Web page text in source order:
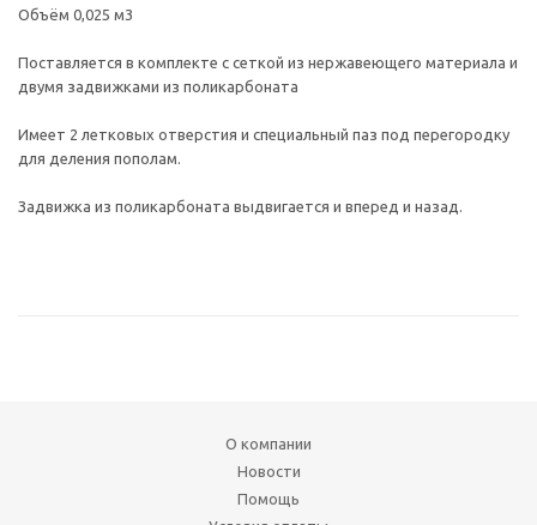
Объём 0,025 м3
Поставляется в комплекте с сеткой из нержавеющего материала и
двумя задвижками из поликарбоната
Имеет 2 летковых отверстия и специальный паз под перегородку
для деления пополам.
Задвижка из поликарбоната выдвигается и вперед и назад.
О компании
Новости
Помощь